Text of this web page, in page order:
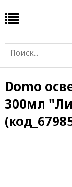
Domo
300мл